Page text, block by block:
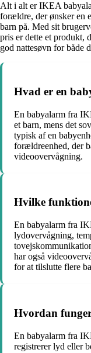
Alt i alt er IKEA
forældre, der ønsker en
barn på. Med sit
pris er dette et produkt,
god nattesøvn for både
Hvad er en
En babyalarm fra
et barn, mens det
typisk af en
forældreenhed, der
videoovervågning.
Hvilke
En babyalarm fra
lydovervågning,
har også
for at tilslutte flere
Hvordan
En babyalarm fra
registrerer lyd eller